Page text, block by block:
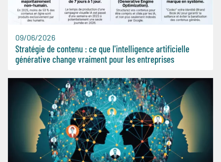
09/06/2026
Stratégie de contenu : ce que l'intelligence artificielle
générative change vraiment pour les entreprises